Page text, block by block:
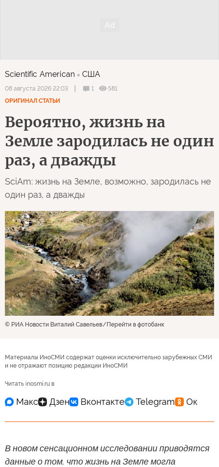
Scientific American США
08 августа 2026 22:03 1
581
ОРИГИНАЛ СТАТЬИ
Вероятно, жизнь на
Земле зародилась не один
раз, а дважды
SciAm: жизнь на Земле, возможно, зародилась не
один раз, а дважды
© РИА Новости Виталий Савельев Перейти в фотобанк
Материалы ИноСМИ содержат оценки исключительно зарубежных СМИ
и не отражают позицию редакции ИноСМИ
Читать inosmi.ru в
В новом сенсационном исследовании приводятся
данные о том, что жизнь на Земле могла